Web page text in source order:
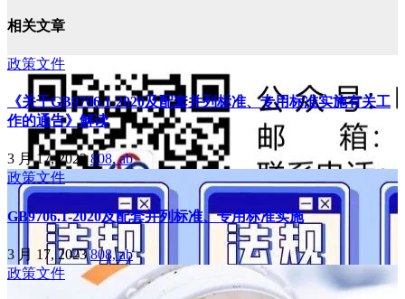
相关文章
政策文件
《关于GB9706.1-2020及配套并列标准、专用标准实施有关工
作的通告》解读
3 月 17, 2023808, ab
政策文件
GB9706.1-2020及配套并列标准、专用标准实施
3 月 17, 2023808, ab
政策文件